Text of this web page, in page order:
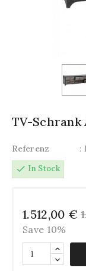
TV-
Referenz
:
check In Stock
1.512,00 €
Save 10%